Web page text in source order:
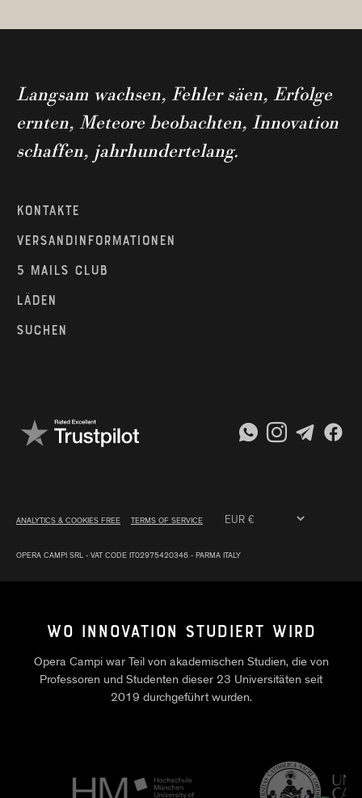
Langsam wachsen, Fehler säen, Erfolge
ernten, Meteore beobachten, Innovation
schaffen, jahrhundertelang.
Kontakte
Versandinformationen
5 Mails Club
Läden
Suchen
 WhatsApp
Instagram
 
ANALYTICS & COOKIES FREE TERMS OF SERVICE
OPERA CAMPI SRL - VAT CODE IT02975420346 - PARMA ITALY
WO INNOVATION STUDIERT WIRD
Opera Campi war Teil von akademischen Studien, die von
Professoren und Studenten dieser 23 Universitäten seit
2019 durchgeführt wurden.